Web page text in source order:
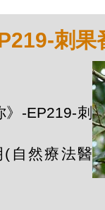
刺果
-EP219-刺
自然療法醫